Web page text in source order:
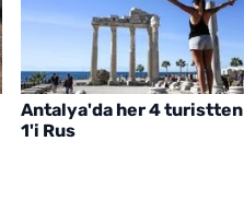
Antalya'da her 4 turistten
1'i Rus